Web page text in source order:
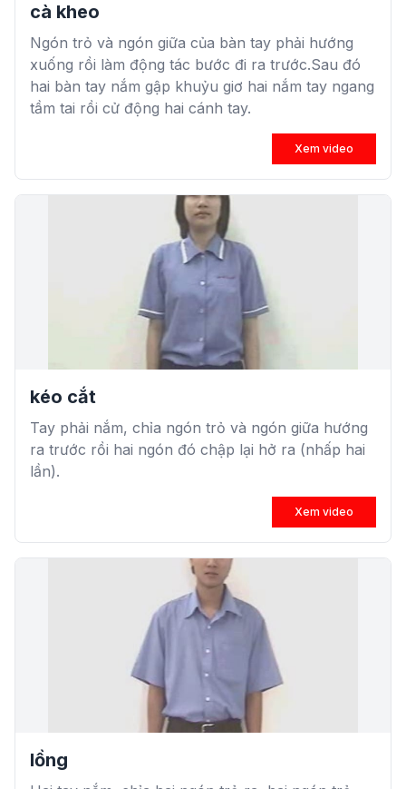
cà kheo
Ngón trỏ và ngón giữa của bàn tay phải hướng
xuống rồi làm động tác bước đi ra trước.Sau đó
hai bàn tay nắm gập khuỷu giơ hai nắm tay ngang
tầm tai rồi cử động hai cánh tay.
Xem video
kéo cắt
Tay phải nắm, chỉa ngón trỏ và ngón giữa hướng
ra trước rồi hai ngón đó chập lại hở ra (nhấp hai
lần).
Xem video
lồng